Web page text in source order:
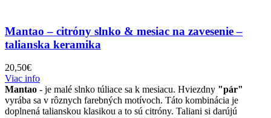
Mantao – citróny slnko & mesiac na zavesenie –
talianska keramika
20,50€
Viac info
Mantao - je malé slnko túliace sa k mesiacu. Hviezdny "pár"
vyrába sa v rôznych farebných motívoch. Táto kombinácia je
doplnená talianskou klasikou a to sú citróny. Taliani si darújú